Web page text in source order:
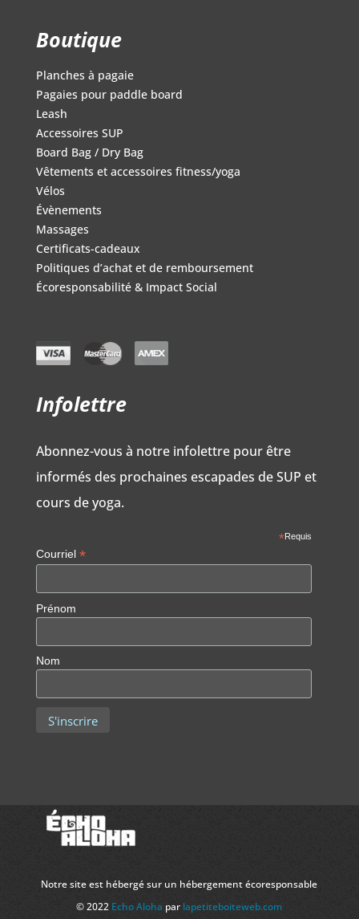
Boutique
Planches à pagaie
Pagaies pour paddle board
Leash
Accessoires SUP
Board Bag / Dry Bag
Vêtements et accessoires fitness/yoga
Vélos
Évènements
Massages
Certificats-cadeaux
Politiques d’achat et de remboursement
Écoresponsabilité & Impact Social
Infolettre
Abonnez-vous à notre infolettre pour être
informés des prochaines escapades de SUP et
cours de yoga.
*Requis
Courriel *
Prénom
Nom
Notre site est hébergé sur un hébergement écoresponsable
© 2022 Echo Aloha par lapetiteboiteweb.com